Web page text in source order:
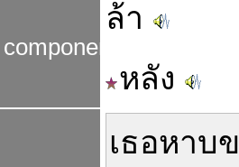
components
ล้า
หลัง
เธอหาบ